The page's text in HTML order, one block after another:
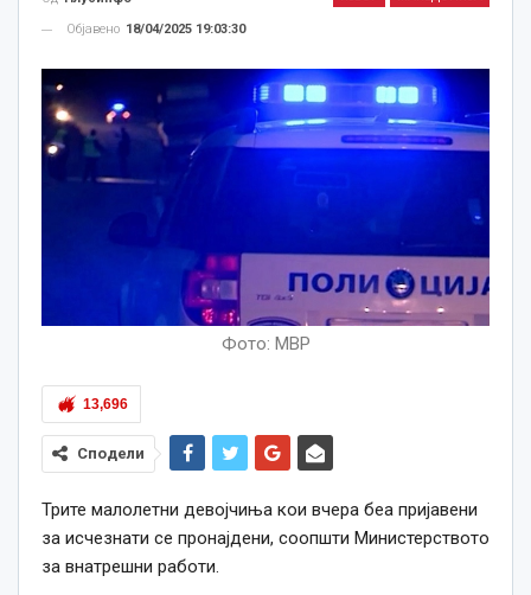
Објавено 18/04/2025 19:03:30
Фото: МВР
13,696
Сподели
Трите малолетни девојчиња кои вчера беа пријавени
за исчезнати се пронајдени, соопшти Министерството
за внатрешни работи.